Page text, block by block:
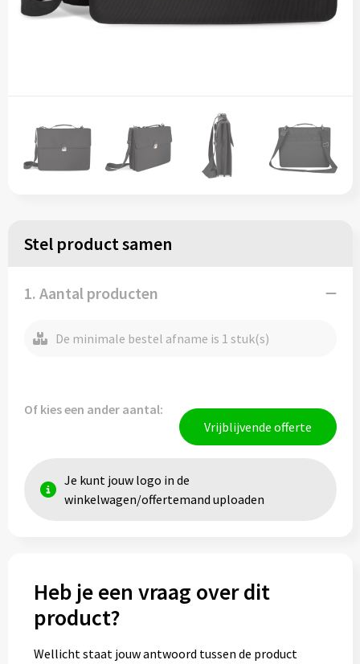
Stel product samen
1. Aantal producten
De minimale bestel afname is 1 stuk(s)
Of kies een ander aantal:
Vrijblijvende offerte
Je kunt jouw logo in de
winkelwagen/offertemand uploaden
Heb je een vraag over dit
product?
Wellicht staat jouw antwoord tussen de product